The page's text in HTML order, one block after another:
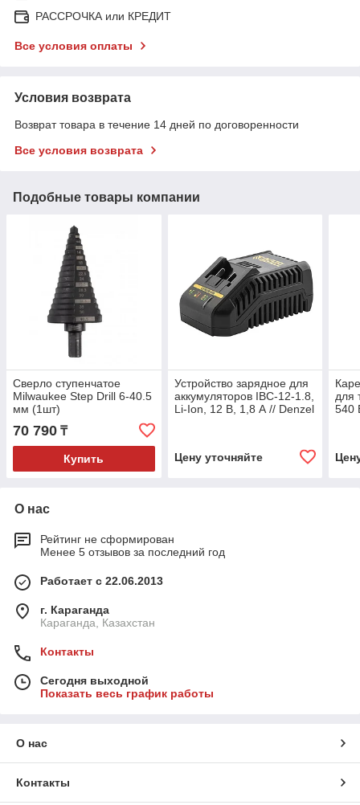
РАССРОЧКА или КРЕДИТ
Все условия оплаты
Условия возврата
Возврат товара в течение 14 дней по договоренности
Все условия возврата
Подобные товары компании
Сверло ступенчатое
Milwaukee Step Drill 6-40.5
мм (1шт)
70 790 ₸
Купить
Устройство зарядное для
аккумуляторов IBC-12-1.8,
Li-Ion, 12 В, 1,8 А // Denzel
Цену уточняйте
для
540
О нас
Рейтинг не сформирован
Менее 5 отзывов за последний год
Работает с 22.06.2013
г. Караганда
Караганда, Казахстан
Контакты
Сегодня выходной
Показать весь график работы
О нас
Контакты